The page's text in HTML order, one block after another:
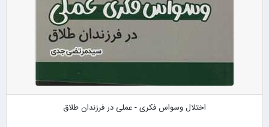
اختلال وسواس فکری - عملی در فرزندان طلاق